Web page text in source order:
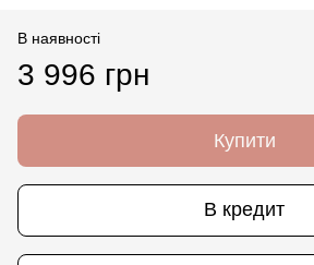
В наявності
3 996 грн
Купити
В кредит